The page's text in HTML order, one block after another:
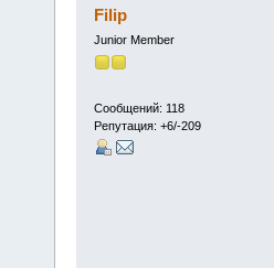
Filip
Junior Member
Сообщений: 118
Репутация: +6/-209